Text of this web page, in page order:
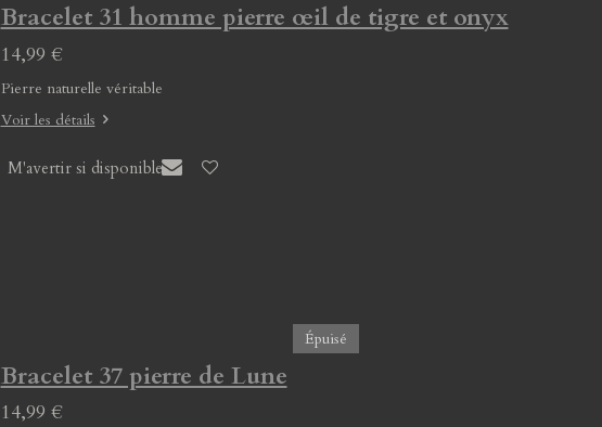
Bracelet 31 homme pierre œil de tigre et onyx
14,99 €
Pierre naturelle véritable
Voir les détails
M'avertir si disponible
Épuisé
Bracelet 37 pierre de Lune
14,99 €